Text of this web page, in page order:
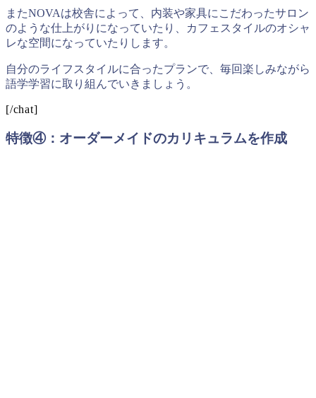
またNOVAは校舎によって、内装や家具にこだわったサロン
のような仕上がりになっていたり、カフェスタイルのオシャ
レな空間になっていたりします。
自分のライフスタイルに合ったプランで、毎回楽しみながら
語学学習に取り組んでいきましょう。
[/chat]
特徴④：オーダーメイドのカリキュラムを作成